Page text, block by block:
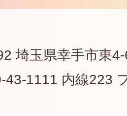
埼玉県幸手市東
43-1111 内線223